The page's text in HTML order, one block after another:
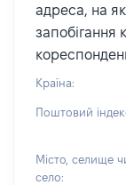
адреса, на
запобігання
Країна:
Поштовий
Місто, селище
село: